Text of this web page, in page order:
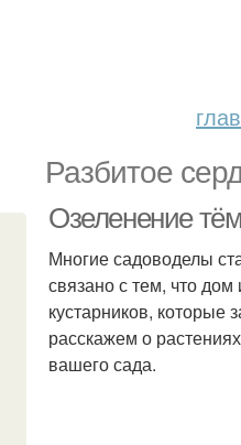
Разбитое
Озеленение
Многие садоводелы
связано с тем, что
кустарников, которые
расскажем о
вашего сада.